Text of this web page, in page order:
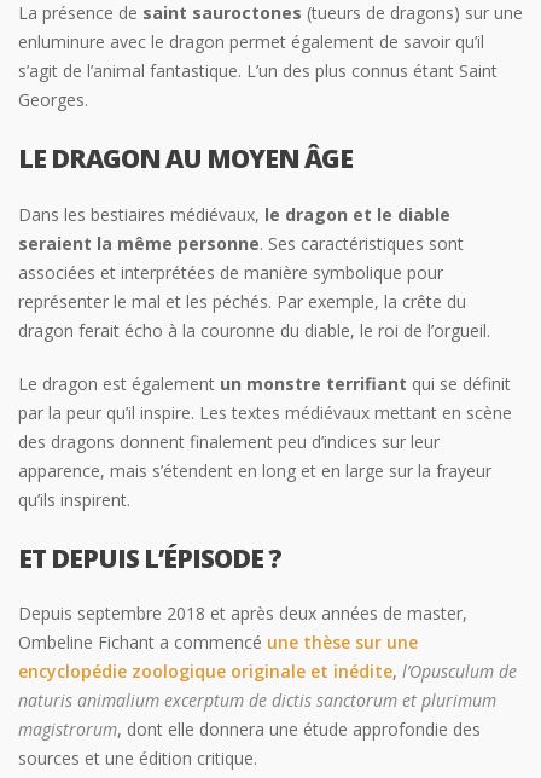
La présence de saint sauroctones (tueurs de dragons) sur une
enluminure avec le dragon permet également de savoir qu’il
s’agit de l’animal fantastique. L’un des plus connus étant Saint
Georges.
LE DRAGON AU MOYEN ÂGE
Dans les bestiaires médiévaux, le dragon et le diable
seraient la même personne. Ses caractéristiques sont
associées et interprétées de manière symbolique pour
représenter le mal et les péchés. Par exemple, la crête du
dragon ferait écho à la couronne du diable, le roi de l’orgueil.
Le dragon est également un monstre terrifiant qui se définit
par la peur qu’il inspire. Les textes médiévaux mettant en scène
des dragons donnent finalement peu d’indices sur leur
apparence, mais s’étendent en long et en large sur la frayeur
qu’ils inspirent.
ET DEPUIS L’ÉPISODE ?
Depuis septembre 2018 et après deux années de master,
Ombeline Fichant a commencé une thèse sur une
encyclopédie zoologique originale et inédite, l’Opusculum de
naturis animalium excerptum de dictis sanctorum et plurimum
magistrorum, dont elle donnera une étude approfondie des
sources et une édition critique.